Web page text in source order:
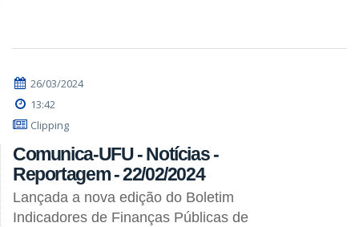
26/03/2024
13:42
Clipping
Comunica-UFU - Notícias -
Reportagem - 22/02/2024
Lançada a nova edição do Boletim
Indicadores de Finanças Públicas de